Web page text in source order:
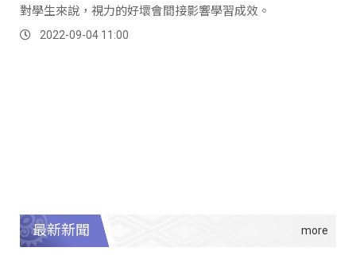
對學生來說，視力的好壞會間接影響學習成效。
2022-09-04 11:00
最新新聞